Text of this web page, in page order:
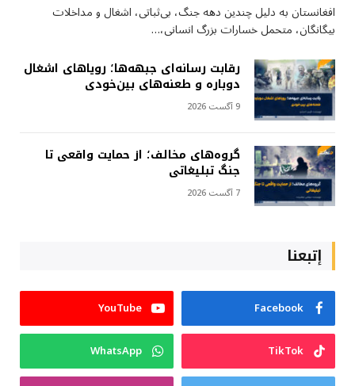
افغانستان به دلیل چندین دهه جنگ، بی‌ثباتی، اشغال و مداخلات
بیگانگان، متحمل خسارات بزرگ انسانی،…
رقابت رسانه‌ای جبهه‌ها؛ رویاهای اشغال
دوباره و طعنه‌های بین‌خودی
9 آگست 2026
گروه‌های مخالف؛ از حمایت واقعی تا
جنگ تبلیغاتی
7 آگست 2026
إتبعنا
Facebook
YouTube
TikTok
WhatsApp